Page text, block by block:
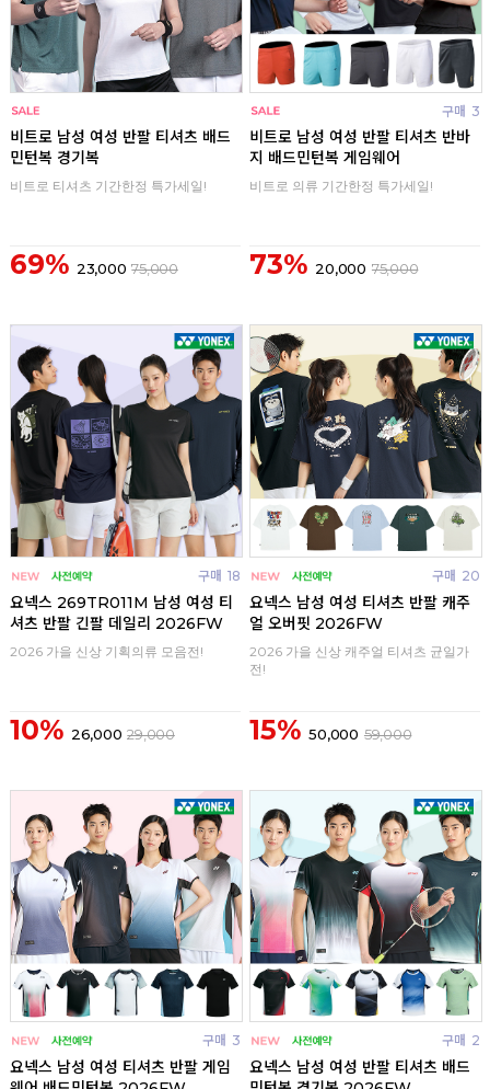
비트로 남성 여성 반팔 티셔츠 배드
민턴복 경기복
비트로 티셔츠 기간한정 특가세일!
69% 23,000 75,000
구매 3
비트로 남성 여성 반팔 티셔츠 반바
지 배드민턴복 게임웨어
비트로 의류 기간한정 특가세일!
73% 20,000 75,000
구매 18
요넥스 269TR011M 남성 여성 티
셔츠 반팔 긴팔 데일리 2026FW
2026 가을 신상 기획의류 모음전!
10% 26,000 29,000
구매 20
요넥스 남성 여성 티셔츠 반팔 캐주
얼 오버핏 2026FW
2026 가을 신상 캐주얼 티셔츠 균일가
전!
15% 50,000 59,000
구매 3
요넥스 남성 여성 티셔츠 반팔 게임
구매 2
요넥스 남성 여성 반팔 티셔츠 배드